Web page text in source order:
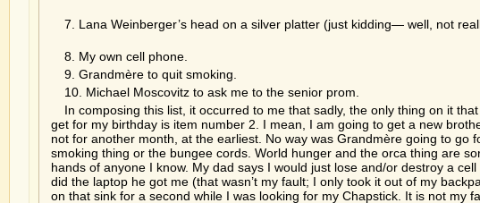
7. Lana Weinberger’s head on a silver platter (just kidding— well, not
8. My own cell phone.
9. Grandmère to quit smoking.
10. Michael Moscovitz to ask me to the senior prom.
In composing this list, it occurred to me that sadly, the only thing on it that
get for my birthday is item number 2. I mean, I am going to get a new
not for another month, at the earliest. No way was Grandmère going to go
smoking thing or the bungee cords. World hunger and the orca thing are
hands of anyone I know. My dad says I would just lose and/or destroy a cell
did the laptop he got me (that wasn’t my fault; I only took it out of my
on that sink for a second while I was looking for my Chapstick. It is not my